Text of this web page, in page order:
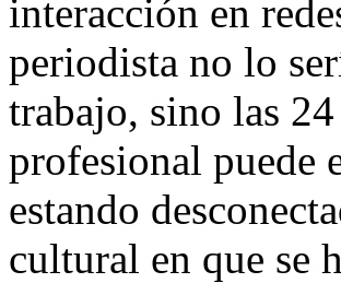
interacción en
periodista no lo
trabajo, sino las
profesional puede
estando
cultural en que se